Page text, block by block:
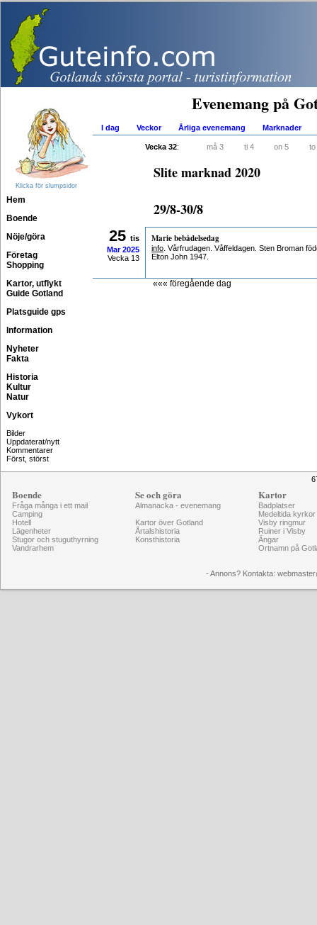
Klicka för slumpsidor
Hem
Boende
Nöje/göra
Företag
Shopping
Kartor, utflykt
Guide Gotland
Platsguide gps
Information
Nyheter
Fakta
Historia
Kultur
Natur
Vykort
Bilder
Uppdaterat/nytt
Kommentarer
Först, störst
Evenemang på
I dag Veckor Årliga evenemang Marknader
Vecka 32: må 3 ti 4 on 5 to
Slite marknad 2020
29/8-30/8
25 tis
Mar 2025
Vecka 13
Marie bebådelsedag
info . Vårfrudagen. Våffeldagen. Sten Broman
Elton John 1947.
««« föregående dag
Boende
Fråga många i ett mail
Camping
Hotell
Lägenheter
Stugor och stuguthyrning
Vandrarhem
Se och göra
Almanacka - evenemang
Kartor över Gotland
Årtalshistoria
Konsthistoria
Kartor
Badplatser
Medeltida kyrkor
Visby ringmur
Ruiner i Visby
Ängar
Ortnamn på
- Annons? Kontakta: